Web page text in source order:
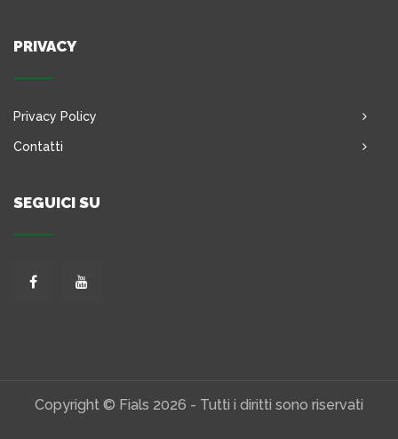
PRIVACY
Privacy Policy
Contatti
SEGUICI SU
Copyright © Fials 2026 - Tutti i diritti sono riservati